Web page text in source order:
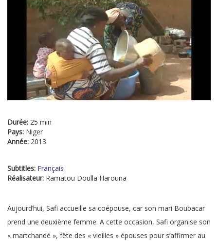
Durée: 25 min
Pays: Niger
Année: 2013
Subtitles: Français
Réalisateur: Ramatou Doulla Harouna
Aujourd’hui, Safi accueille sa coépouse, car son mari Boubacar
prend une deuxième femme. A cette occasion, Safi organise son
« martchandé », fête des « vieilles » épouses pour s’affirmer au